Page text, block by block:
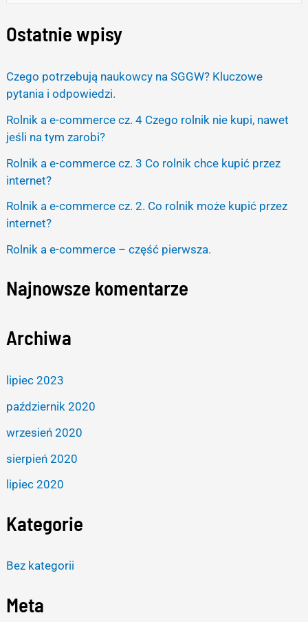
a
c
f
r
:
Ostatnie wpisy
Czego potrzebują naukowcy na SGGW? Kluczowe
pytania i odpowiedzi.
Rolnik a e-commerce cz. 4 Czego rolnik nie kupi, nawet
jeśli na tym zarobi?
Rolnik a e-commerce cz. 3 Co rolnik chce kupić przez
internet?
Rolnik a e-commerce cz. 2. Co rolnik może kupić przez
internet?
Rolnik a e-commerce – część pierwsza.
Najnowsze komentarze
Archiwa
lipiec 2023
październik 2020
wrzesień 2020
sierpień 2020
lipiec 2020
Kategorie
Bez kategorii
Meta